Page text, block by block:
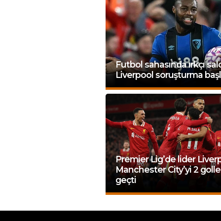
Futbol sahasında ırkçı
Liverpool soruşturma
Premier Lig’de lider
Manchester City’yi 2 golle
geçti